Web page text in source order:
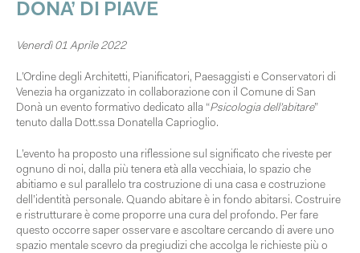
DONA’ DI PIAVE
Venerdì 01 Aprile 2022
L’Ordine degli Architetti, Pianificatori, Paesaggisti e Conservatori di
Venezia ha organizzato in collaborazione con il Comune di San
Donà un evento formativo dedicato alla “Psicologia dell’abitare”
tenuto dalla Dott.ssa Donatella Caprioglio.
L’evento ha proposto una riflessione sul significato che riveste per
ognuno di noi, dalla più tenera età alla vecchiaia, lo spazio che
abitiamo e sul parallelo tra costruzione di una casa e costruzione
dell’identità personale. Quando abitare è in fondo abitarsi. Costruire
e ristrutturare è come proporre una cura del profondo. Per fare
questo occorre saper osservare e ascoltare cercando di avere uno
spazio mentale scevro da pregiudizi che accolga le richieste più o